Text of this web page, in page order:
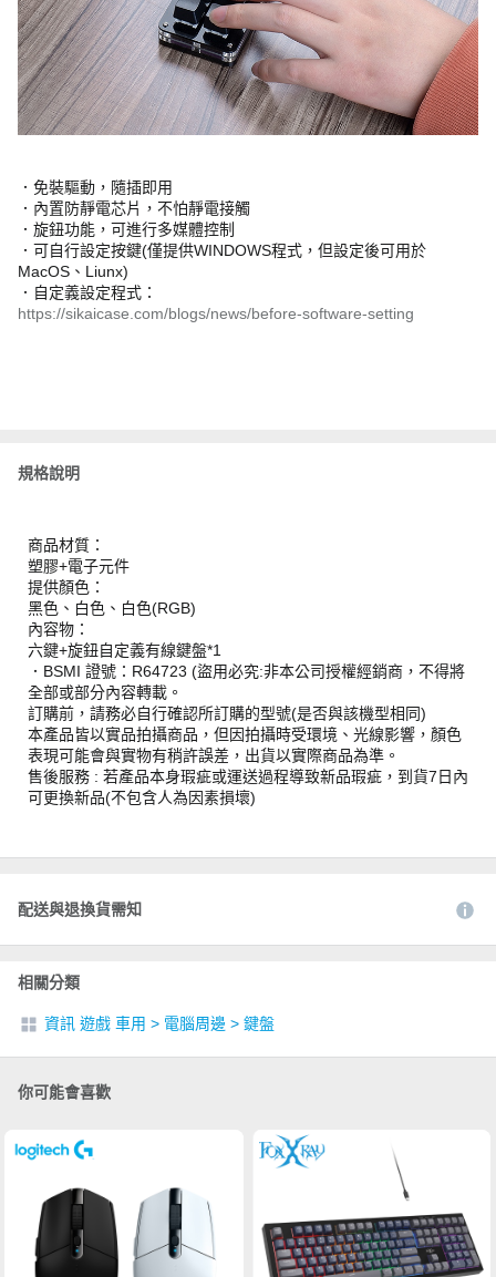
．免裝驅動，隨插即用
．內置防靜電芯片，不怕靜電接觸
．旋鈕功能，可進行多媒體控制
．可自行設定按鍵(僅提供WINDOWS程式，但設定後可用於
MacOS、Liunx)
．自定義設定程式：
https://sikaicase.com/blogs/news/before-software-setting
規格說明
商品材質：
塑膠+電子元件
提供顏色：
黑色、白色、白色(RGB)
內容物：
六鍵+旋鈕自定義有線鍵盤*1
．BSMI 證號：R64723 (盜用必究:非本公司授權經銷商，不得將
全部或部分內容轉載。
訂購前，請務必自行確認所訂購的型號(是否與該機型相同)
本產品皆以實品拍攝商品，但因拍攝時受環境、光線影響，顏色
表現可能會與實物有稍許誤差，出貨以實際商品為準。
售後服務 : 若產品本身瑕疵或運送過程導致新品瑕疵，到貨7日內
可更換新品(不包含人為因素損壞)
配送與退換貨需知
相關分類
資訊 遊戲 車用 > 電腦周邊 > 鍵盤
你可能會喜歡